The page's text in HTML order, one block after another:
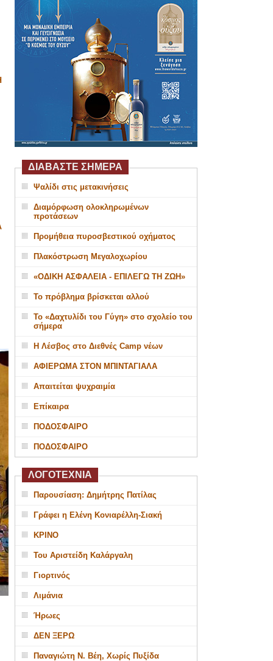
ΔΙΑΒΑΣΤΕ ΣΗΜΕΡΑ
Ψαλίδι στις μετακινήσεις
Διαμόρφωση ολοκληρωμένων
προτάσεων
Προμήθεια πυροσβεστικού οχήματος
Πλακόστρωση Μεγαλοχωρίου
«ΟΔΙΚΗ ΑΣΦΑΛΕΙΑ - ΕΠΙΛΕΓΩ ΤΗ ΖΩΗ»
Το πρόβλημα βρίσκεται αλλού
Το «Δαχτυλίδι του Γύγη» στο σχολείο του
σήμερα
Η Λέσβος στο Διεθνές Camp νέων
ΑΦΙΕΡΩΜΑ ΣΤΟΝ ΜΠΙΝΤΑΓΙΑΛΑ
Απαιτείται ψυχραιμία
Επίκαιρα
ΠΟΔΟΣΦΑΙΡΟ
ΠΟΔΟΣΦΑΙΡΟ
ΛΟΓΟΤΕΧΝΙΑ
Παρουσίαση: Δημήτρης Πατίλας
Γράφει η Ελένη Κονιαρέλλη-Σιακή
ΚΡΙΝΟ
Του Αριστείδη Καλάργαλη
Γιορτινός
Λιμάνια
Ήρωες
ΔΕΝ ΞΕΡΩ
Παναγιώτη Ν. Βέη, Χωρίς Πυξίδα